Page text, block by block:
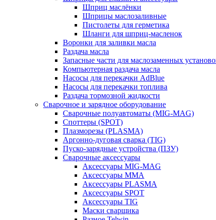
Шприц маслёнки
Шприцы маслозаливные
Пистолеты для герметика
Шланги для шприц-масленок
Воронки для заливки масла
Раздача масла
Запасные части для маслозаменных
Компьютерная раздача масла
Насосы для перекачки AdBlue
Насосы для перекачки топлива
Раздача тормозной жидкости
Сварочное и зарядное оборудование
Сварочные полуавтоматы (MIG-MAG)
Споттеры (SPOT)
Плазморезы (PLASMA)
Аргонно-дуговая сварка (TIG)
Пуско-зарядные устройства (ПЗУ)
Сварочные аксессуары
Аксессуары MIG-MAG
Аксессуары MMA
Аксессуары PLASMA
Аксессуары SPOT
Аксессуары TIG
Маски сварщика